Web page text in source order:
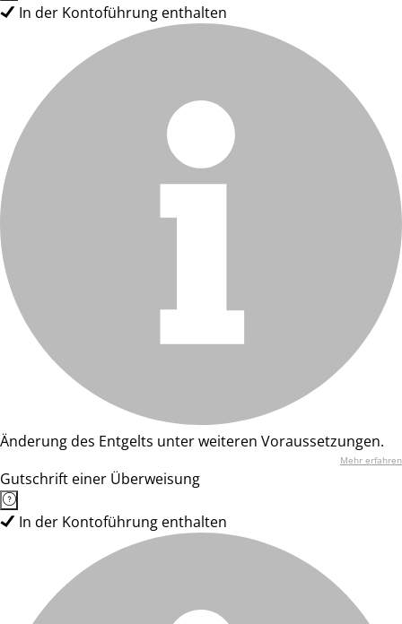
In der Kontoführung enthalten
Änderung des Entgelts unter weiteren Voraussetzungen.
Mehr erfahren
Gutschrift einer Überweisung
In der Kontoführung enthalten